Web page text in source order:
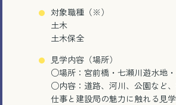
対象職種（※）
土木
土木保全
見学内容（場所）
○場所：宮前橋・七瀬川遊水地
○内容：道路、河川、公園など
仕事と建設局の魅力に触れる見